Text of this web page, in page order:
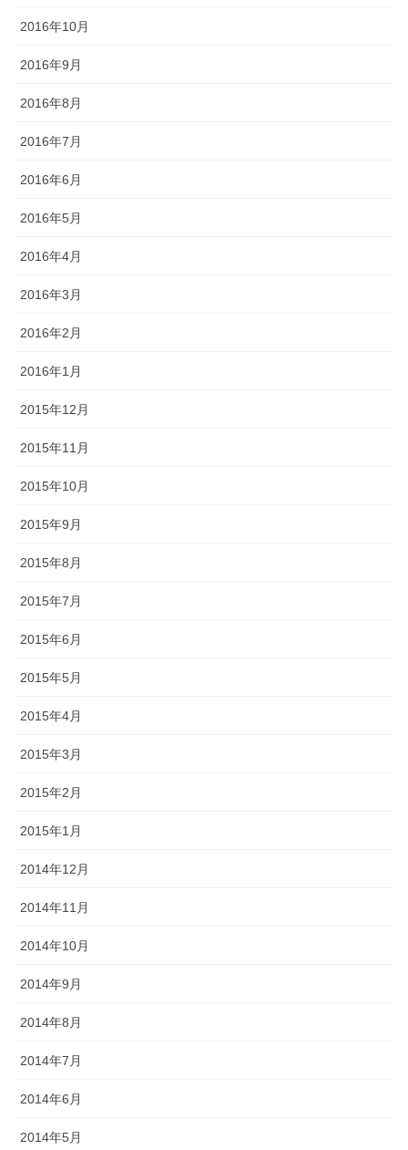
2016年10月
2016年9月
2016年8月
2016年7月
2016年6月
2016年5月
2016年4月
2016年3月
2016年2月
2016年1月
2015年12月
2015年11月
2015年10月
2015年9月
2015年8月
2015年7月
2015年6月
2015年5月
2015年4月
2015年3月
2015年2月
2015年1月
2014年12月
2014年11月
2014年10月
2014年9月
2014年8月
2014年7月
2014年6月
2014年5月